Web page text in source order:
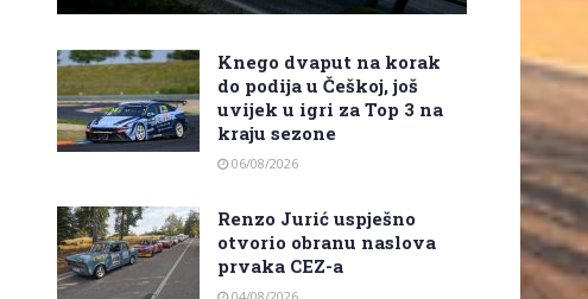
Knego dvaput na korak
do podija u Češkoj, još
uvijek u igri za Top 3 na
kraju sezone
06/08/2026
Renzo Jurić uspješno
otvorio obranu naslova
prvaka CEZ-a